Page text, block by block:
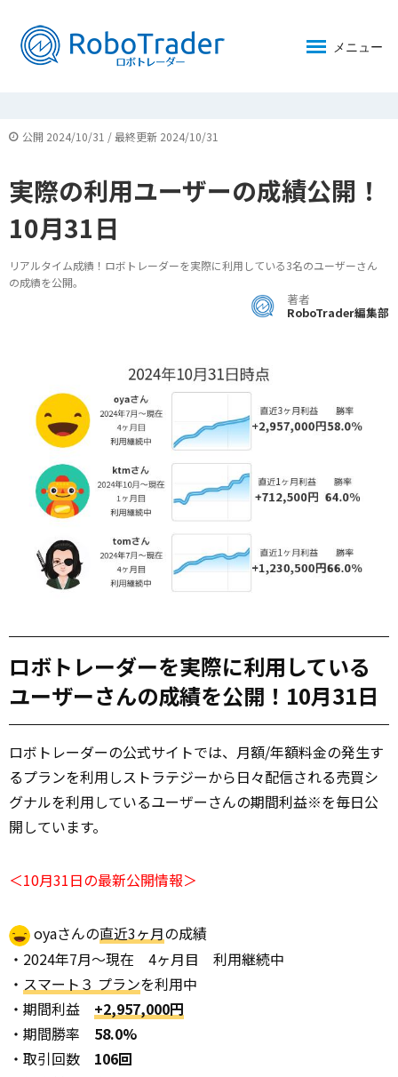
メニュー
公開 2024/10/31 / 最終更新 2024/10/31
実際の利用ユーザーの成績公開！
10月31日
リアルタイム成績！ロボトレーダーを実際に利用している3名のユーザーさん
の成績を公開。
著者
RoboTrader編集部
ロボトレーダーを実際に利用している
ユーザーさんの成績を公開！10月31日
ロボトレーダーの公式サイトでは、月額/年額料金の発生す
るプランを利用しストラテジーから日々配信される売買シ
グナルを利用しているユーザーさんの期間利益※を毎日公
開しています。
＜10月31日の最新公開情報＞
oyaさんの直近3ヶ月の成績
・2024年7月～現在 4ヶ月目 利用継続中
・ スマート３ プランを利用中
・期間利益 +2,957,000円
・期間勝率 58.0%
・取引回数 106回